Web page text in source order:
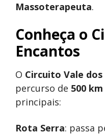
Massoterapeuta.
Conheça o
Encantos
O Circuito Vale
percurso de 500 km
principais:
Rota Serra: passa